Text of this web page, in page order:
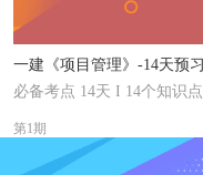
必备考点 14天 I 14个知识点
第1期